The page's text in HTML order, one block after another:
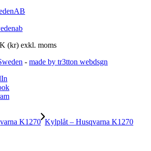
(kr) exkl. moms
- made by tr3tton webdsgn
K1270 Kylplåt – Husqvarna K1270